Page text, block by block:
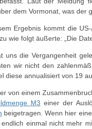
dem Vormonat, was der
Ergebnis kommt die
wie folgt äußerte: „Die
uns die Vergangenheit
wir nicht den
diese annualisiert von 19
von einem
M3 einer der
beigetragen. Wenn hier
endlich einmal nicht mehr